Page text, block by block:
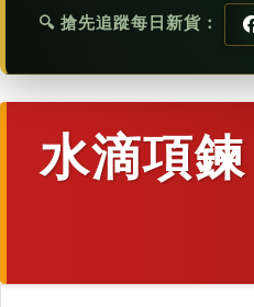
🔍 搶先追蹤每日新貨：
水滴項